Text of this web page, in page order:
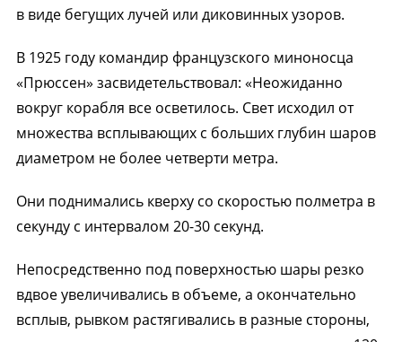
в виде бегущих лучей или диковинных узоров.
В 1925 году командир французского миноносца
«Прюссен» засвидетельствовал: «Неожиданно
вокруг корабля все осветилось. Свет исходил от
множества всплывающих с больших глубин шаров
диаметром не более четверти метра.
Они поднимались кверху со скоростью полметра в
секунду с интервалом 20-30 секунд.
Непосредственно под поверхностью шары резко
вдвое увеличивались в объеме, а окончательно
всплыв, рывком растягивались в разные стороны,